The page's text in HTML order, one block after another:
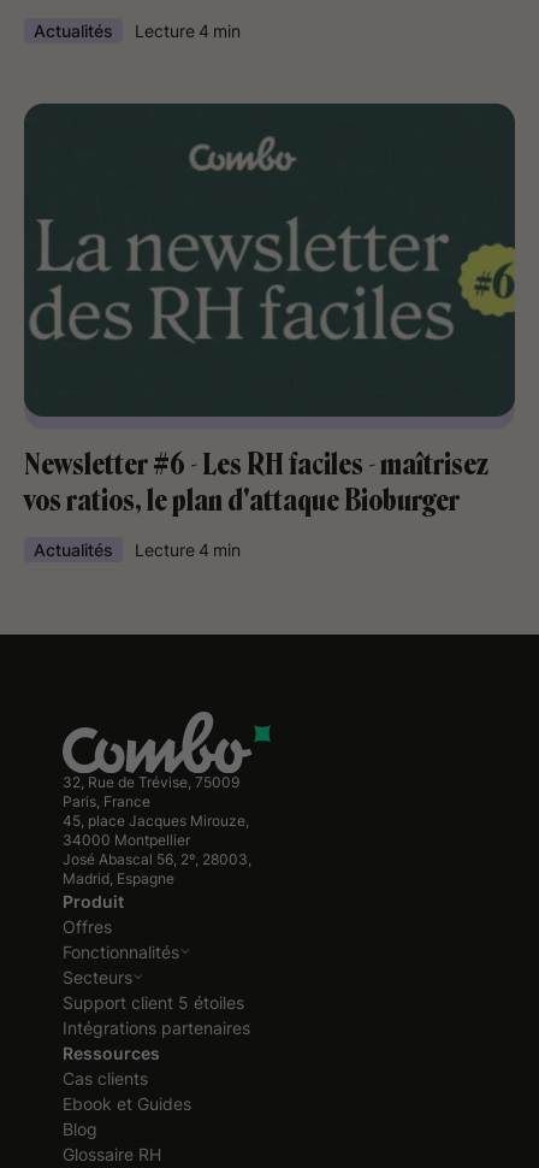
Actualités Lecture 4 min
Newsletter #6 - Les RH faciles - maîtrisez
vos ratios, le plan d'attaque Bioburger
Actualités Lecture 4 min
32, Rue de Trévise, 75009
Paris, France
45, place Jacques Mirouze,
34000 Montpellier
José Abascal 56, 2º, 28003,
Madrid, Espagne
Produit
Offres
Fonctionnalités
Secteurs
Support client 5 étoiles
Intégrations partenaires
Ressources
Cas clients
Ebook et Guides
Blog
Glossaire RH